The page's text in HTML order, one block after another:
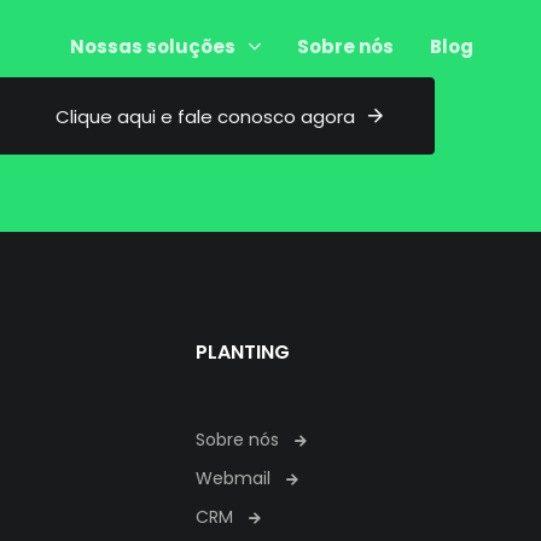
Nossas soluções Sobre nós Blog
Clique aquie fale conosco agora
PLANTING
Sobre nós
Webmail
CRM